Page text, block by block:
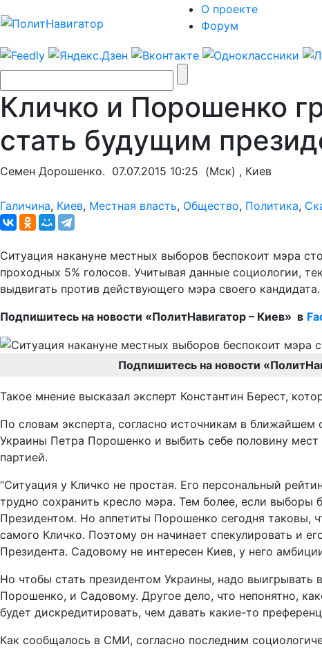
О проекте
Форум
Кличко и Порошенко
стать будущим
Семен Дорошенко. 07.07.2015 10:25 (Мск) , Киев
Галичина, Киев, Местная власть, Общество, Политика,
Ситуация накануне местных выборов беспокоит мэра
проходных 5% голосов. Учитывая данные социологии,
выдвигать против действующего мэра своего кандидата.
Подпишитесь на новости «ПолитНавигатор – Киев» в
Подпишитесь на новости
Такое мнение высказал эксперт Константин Берест,
По словам эксперта, согласно источникам в
Украины Петра Порошенко и выбить себе половину
партией.
“Ситуация у Кличко не простая. Его персональный
трудно сохранить кресло мэра. Тем более, если выборы
Президентом. Но аппетиты Порошенко сегодня таковы,
самого Кличко. Поэтому он начинает спекулировать и
Президента. Садовому не интересен Киев, у него
Но чтобы стать президентом Украины, надо выигрывать
Порошенко, и Садовому. Другое дело, что непонятно,
будет дискредитировать, чем давать какие-то
Как сообщалось в СМИ, согласно последним